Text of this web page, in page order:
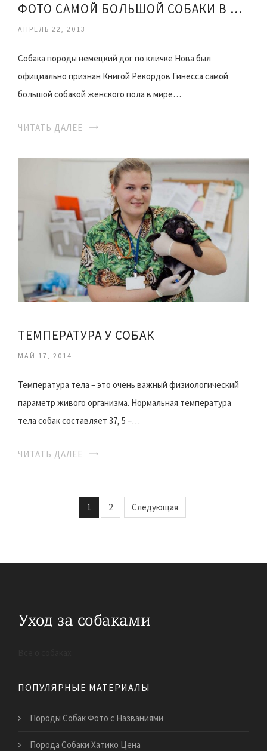
ФОТО САМОЙ БОЛЬШОЙ СОБАКИ В МИРЕ
АПРЕЛЬ 22, 2013
Собака породы немецкий дог по кличке Нова был
официально признан Книгой Рекордов Гинесса самой
большой собакой женского пола в мире…
ЧИТАТЬ ДАЛЕЕ
ТЕМПЕРАТУРА У СОБАК
МАЙ 17, 2014
Температура тела – это очень важный физиологический
параметр живого организма. Нормальная температура
тела собак составляет 37, 5 –…
ЧИТАТЬ ДАЛЕЕ
1 2 Следующая
ПОПУЛЯРНЫЕ МАТЕРИАЛЫ
Породы Собак Фото с Названиями
Порода Собаки Хатико Цена